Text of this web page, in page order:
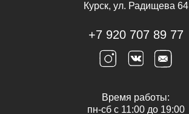
Курск, ул. Радищева 64
+7 920 707 89 77
Время работы:
пн-сб с 11:00 до 19:00